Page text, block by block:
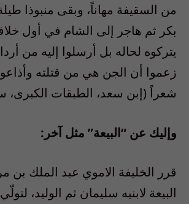
من السقيفة مهاناً، وبقى منبوذا
بكر ثم هاجر إلى الشام في أول
يتركوه لحاله بل أرسلوا إليه من
زعموا أن الجن هي من قتلته
شعراً (إبن سعد، الطبقات الكبرى،
وإليك عن “البيعة” مثل آخر:
قرر الخليفة الاموي عبد الملك بن
البيعة لابنيه سليمان ثم الوليد،